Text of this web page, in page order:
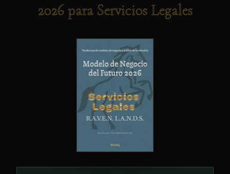
2026 para Servicios Legales